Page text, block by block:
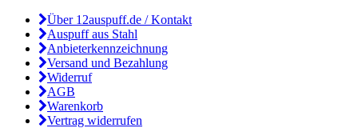
Über 12auspuff.de / Kontakt
Auspuff aus Stahl
Anbieterkennzeichnung
Versand und Bezahlung
Widerruf
AGB
Warenkorb
Vertrag widerrufen